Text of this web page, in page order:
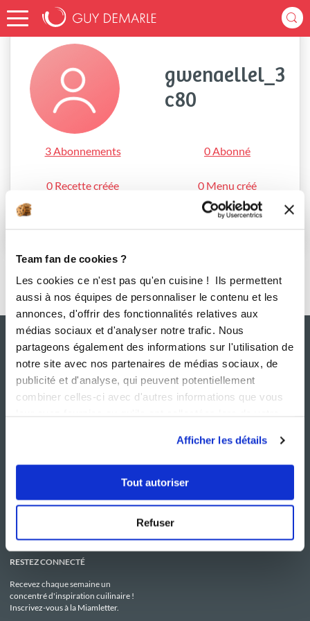
Team fan de cookies ?
Les cookies ce n'est pas qu'en cuisine ! Ils permettent
aussi à nos équipes de personnaliser le contenu et les
annonces, d'offrir des fonctionnalités relatives aux
médias sociaux et d'analyser notre trafic. Nous
partageons également des informations sur l'utilisation de
notre site avec nos partenaires de médias sociaux, de
publicité et d'analyse, qui peuvent potentiellement
combiner celles-ci avec d'autres informations que vous
Afficher les détails
Tout autoriser
Refuser
Accueil gwenaellel_3c80
gwenaellel_3
c80
3 Abonnements 0 Abonné
0 Recette créée 0 Menu créé
Le Mag'
Boutique
C.G.U
Politique de confidentialité
Utilisation des Cookies
RESTEZ CONNECTÉ
Recevez chaque semaine un
concentré d'inspiration cuilinaire !
Inscrivez-vous à la Miamletter.